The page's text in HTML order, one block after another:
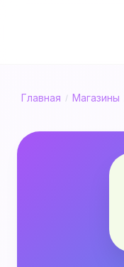
Главная / Магазины